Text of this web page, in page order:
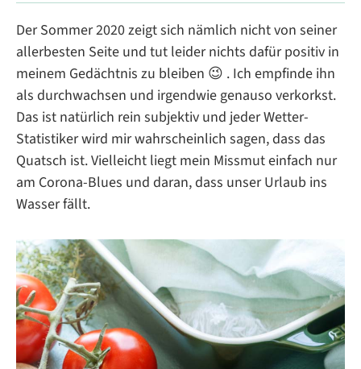
Der Sommer 2020 zeigt sich nämlich nicht von seiner
allerbesten Seite und tut leider nichts dafür positiv in
meinem Gedächtnis zu bleiben 😉 . Ich empfinde ihn
als durchwachsen und irgendwie genauso verkorkst.
Das ist natürlich rein subjektiv und jeder Wetter-
Statistiker wird mir wahrscheinlich sagen, dass das
Quatsch ist. Vielleicht liegt mein Missmut einfach nur
am Corona-Blues und daran, dass unser Urlaub ins
Wasser fällt.